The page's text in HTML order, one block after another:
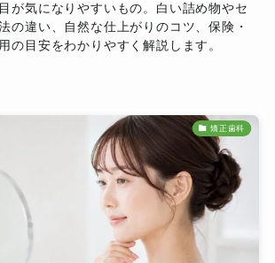
が気になりやすいもの。白い詰め物やセ
の違い、自然な仕上がりのコツ、保険・
の目安をわかりやすく解説します。
矯正歯科